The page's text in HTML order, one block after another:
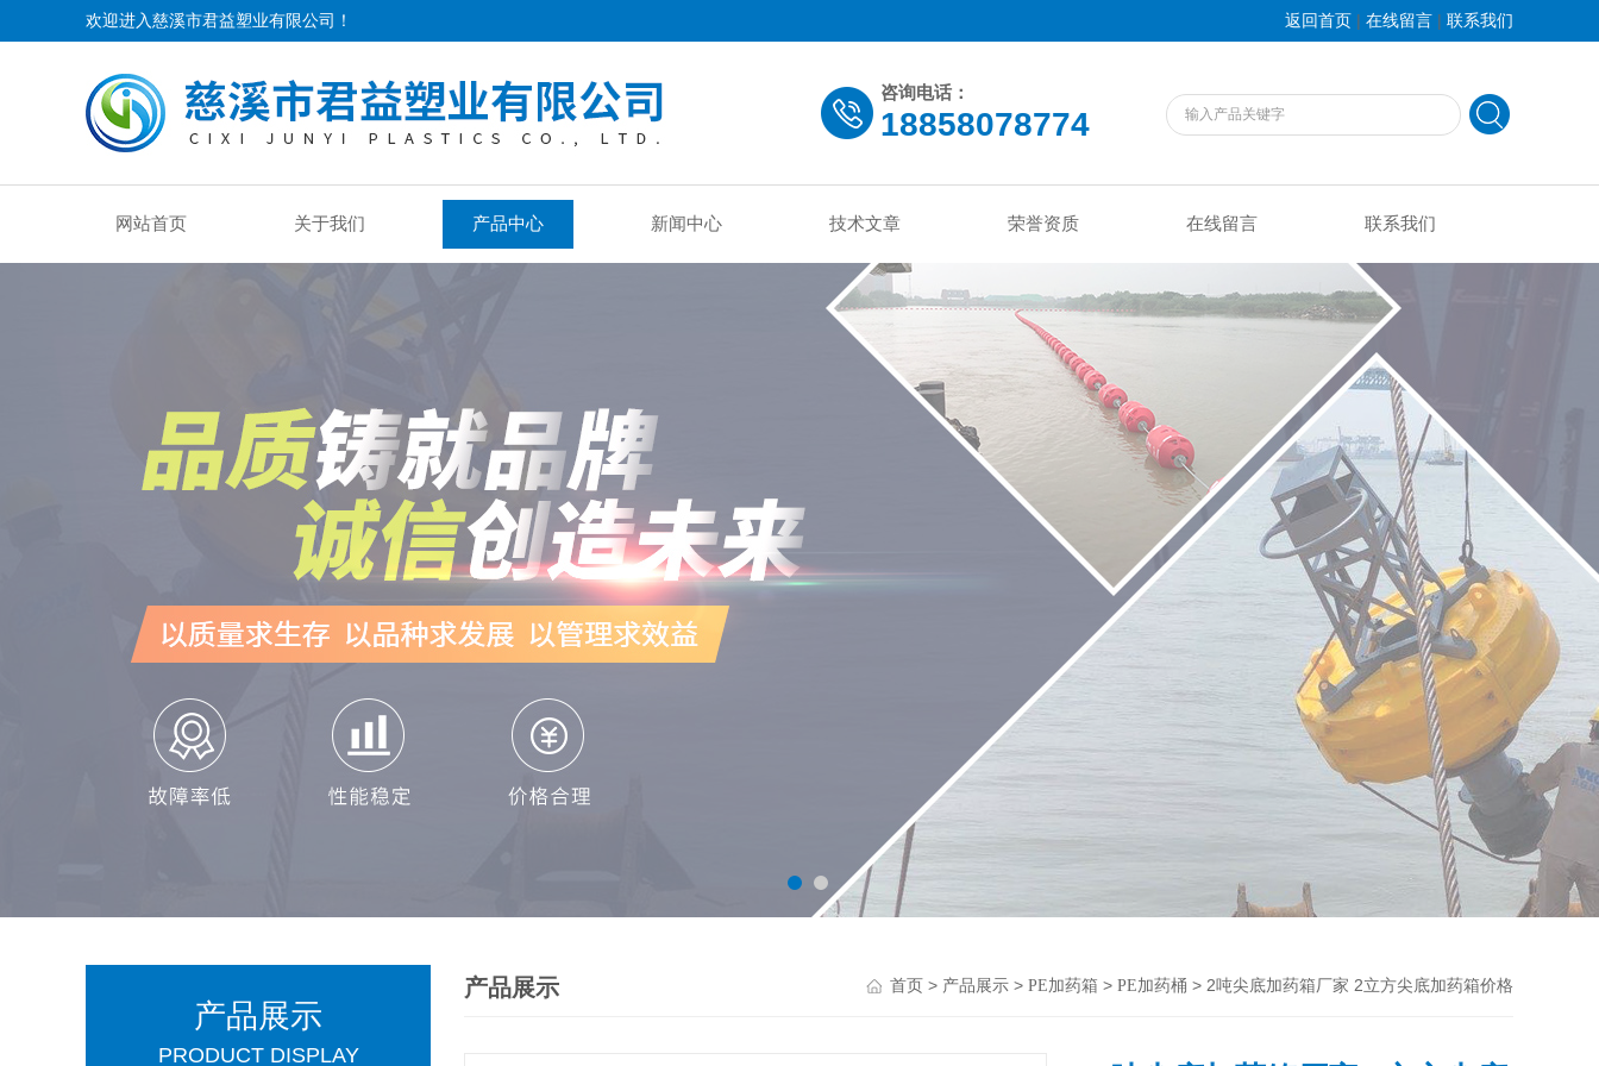
欢迎进入慈溪市君益塑业有限公司！ 返回首页 | 在线留言 | 联系我们
咨询电话：
18858078774
网站首页 关于我们 产品中心 新闻中心 技术文章 荣誉资质 在线留言 联系我们
产品展示
PRODUCT DISPLAY
产品展示 首页 > 产品展示 > PE加药箱 > PE加药桶 > 2吨尖底加药箱厂家 2立方尖底加药箱价格